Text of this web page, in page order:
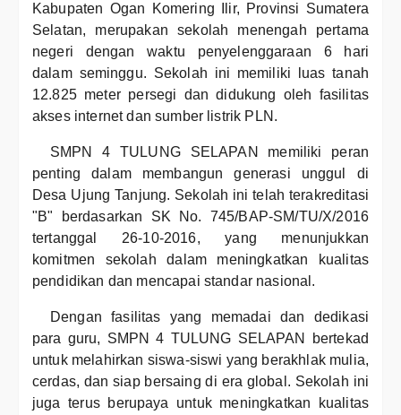
Kabupaten Ogan Komering Ilir, Provinsi Sumatera
Selatan, merupakan sekolah menengah pertama
negeri dengan waktu penyelenggaraan 6 hari
dalam seminggu. Sekolah ini memiliki luas tanah
12.825 meter persegi dan didukung oleh fasilitas
akses internet dan sumber listrik PLN.
SMPN 4 TULUNG SELAPAN memiliki peran
penting dalam membangun generasi unggul di
Desa Ujung Tanjung. Sekolah ini telah terakreditasi
"B" berdasarkan SK No. 745/BAP-SM/TU/X/2016
tertanggal 26-10-2016, yang menunjukkan
komitmen sekolah dalam meningkatkan kualitas
pendidikan dan mencapai standar nasional.
Dengan fasilitas yang memadai dan dedikasi
para guru, SMPN 4 TULUNG SELAPAN bertekad
untuk melahirkan siswa-siswi yang berakhlak mulia,
cerdas, dan siap bersaing di era global. Sekolah ini
juga terus berupaya untuk meningkatkan kualitas